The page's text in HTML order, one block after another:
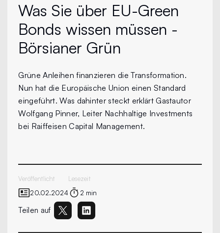
Was Sie über EU-Green
Bonds wissen müssen -
Börsianer Grün
Grüne Anleihen finanzieren die Transformation.
Nun hat die Europäische Union einen Standard
eingeführt. Was dahinter steckt erklärt Gastautor
Wolfgang Pinner, Leiter Nachhaltige Investments
bei Raiffeisen Capital Management.
Veröffentlicht
20.02.2024
Lesezeit
2 min
Teilen auf